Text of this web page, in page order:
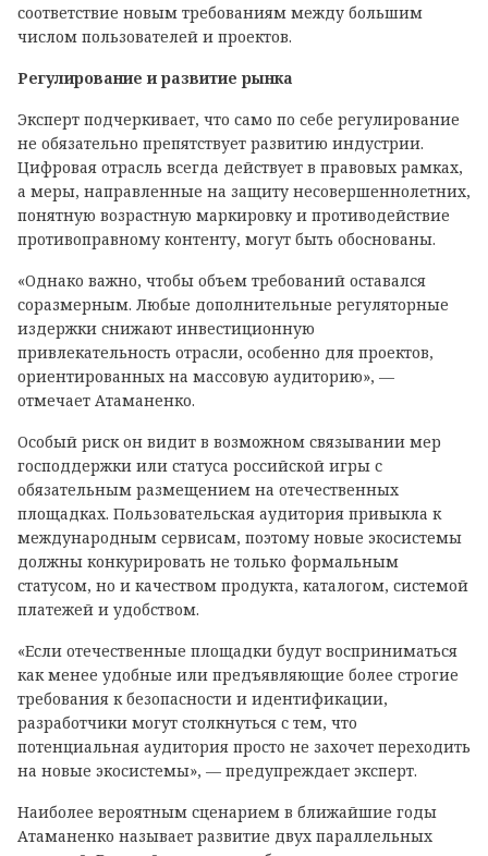
соответствие новым требованиям между большим
числом пользователей и проектов.
Регулирование и развитие рынка
Эксперт подчеркивает, что само по себе регулирование
не обязательно препятствует развитию индустрии.
Цифровая отрасль всегда действует в правовых рамках,
а меры, направленные на защиту несовершеннолетних,
понятную возрастную маркировку и противодействие
противоправному контенту, могут быть обоснованы.
«Однако важно, чтобы объем требований оставался
соразмерным. Любые дополнительные регуляторные
издержки снижают инвестиционную
привлекательность отрасли, особенно для проектов,
ориентированных на массовую аудиторию», —
отмечает Атаманенко.
Особый риск он видит в возможном связывании мер
господдержки или статуса российской игры с
обязательным размещением на отечественных
площадках. Пользовательская аудитория привыкла к
международным сервисам, поэтому новые экосистемы
должны конкурировать не только формальным
статусом, но и качеством продукта, каталогом, системой
платежей и удобством.
«Если отечественные площадки будут восприниматься
как менее удобные или предъявляющие более строгие
требования к безопасности и идентификации,
разработчики могут столкнуться с тем, что
потенциальная аудитория просто не захочет переходить
на новые экосистемы», — предупреждает эксперт.
Наиболее вероятным сценарием в ближайшие годы
Атаманенко называет развитие двух параллельных